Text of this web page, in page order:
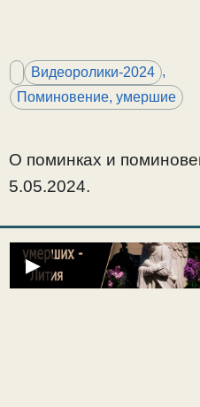
Видеоролики-2024 ,
Поминовение, умершие
О поминках и
5.05.2024.
▶